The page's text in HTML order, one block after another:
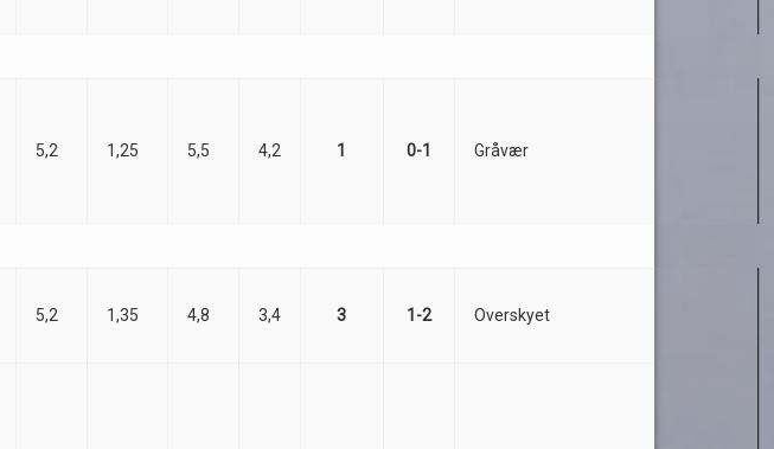
5,2 1,25 5,5 4,2 1 0-1 Gråvær
5,2 1,35 4,8 3,4 3 1-2 Overskyet